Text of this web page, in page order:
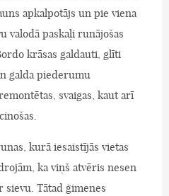
apkalpotājs un pie viena
valodā paskaļi runājošas
krāsas galdauti, glīti
galda piederumu
svaigas, kaut arī
kurā iesaistījās vietas
ka viņš atvēris nesen
sievu. Tātad ģimenes